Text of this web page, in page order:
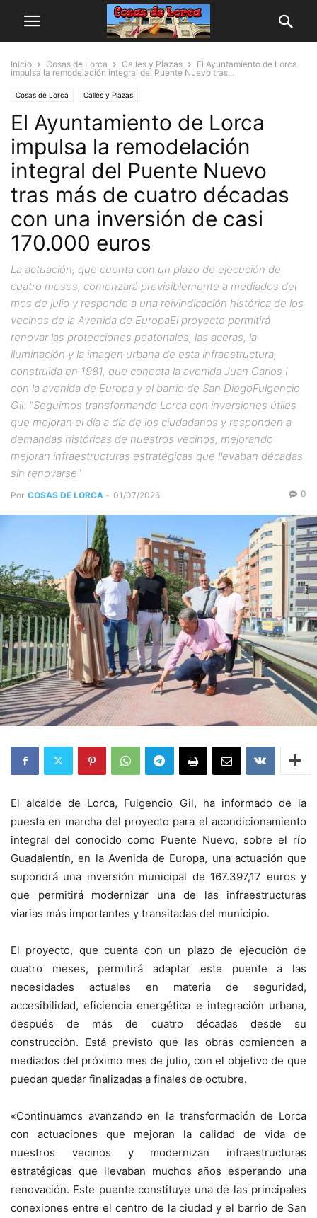
Inicio Cosas de Lorca Calles y Plazas
El Ayuntamiento de Lorca
impulsa la remodelación integral del Puente Nuevo tras...
Cosas de Lorca Calles y Plazas
El Ayuntamiento de Lorca
impulsa la remodelación
integral del Puente Nuevo
tras más de cuatro décadas
con una inversión de casi
170.000 euros
La actuación, que cuenta con un plazo de ejecución de
cuatro meses, comenzará previsiblemente a mediados del
mes de julio y responde a una reivindicación histórica de los
vecinos de la Avenida de EuropaEl proyecto permitirá
renovar las protecciones peatonales, las aceras, la
iluminación y la imagen urbana de esta infraestructura,
construida en 1981, que conecta la avenida Juan Carlos I
con la avenida de Europa y el barrio de San DiegoFulgencio
Gil: "Seguimos transformando Lorca con inversiones útiles
que mejoran el día a día de los ciudadanos y responden a
demandas históricas de nuestros vecinos, mejorando
mejoran infraestructuras estratégicas que llevaban décadas
sin renovarse"
Por COSAS DE LORCA - 01/07/2026 0
El alcalde de Lorca, Fulgencio Gil, ha informado de la
puesta en marcha del proyecto para el acondicionamiento
integral del conocido como Puente Nuevo, sobre el río
Guadalentín, en la Avenida de Europa, una actuación que
supondrá una inversión municipal de 167.397,17 euros y
que permitirá modernizar una de las infraestructuras
viarias más importantes y transitadas del municipio.
El proyecto, que cuenta con un plazo de ejecución de
cuatro meses, permitirá adaptar este puente a las
necesidades actuales en materia de seguridad,
accesibilidad, eficiencia energética e integración urbana,
después de más de cuatro décadas desde su
construcción. Está previsto que las obras comiencen a
mediados del próximo mes de julio, con el objetivo de que
puedan quedar finalizadas a finales de octubre.
«Continuamos avanzando en la transformación de Lorca
con actuaciones que mejoran la calidad de vida de
nuestros vecinos y modernizan infraestructuras
estratégicas que llevaban muchos años esperando una
renovación. Este puente constituye una de las principales
conexiones entre el centro de la ciudad y el barrio de San